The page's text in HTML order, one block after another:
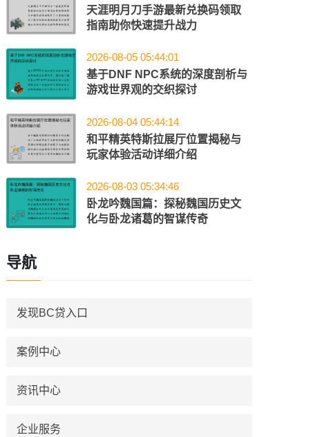
天涯明月刀手游最新兑换码领取
指南助你快速提升战力
2026-08-05 05:44:01
基于DNF NPC系统的深度剖析与
游戏世界观的交织探讨
2026-08-04 05:44:14
和平精英特斯拉展厅位置揭秘与
玩家体验活动详细介绍
2026-08-03 05:34:46
卧龙吟魏国篇：探秘魏国历史文
化与卧龙诸葛的智谋传奇
导航
发现BC贷入口
案例中心
资讯中心
企业服务